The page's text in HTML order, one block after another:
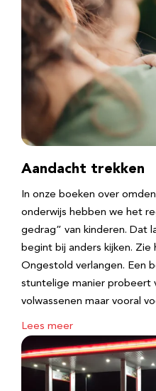
Aandacht trekken
In onze boeken over
onderwijs hebben we het
gedrag” van kinderen. Dat
begint bij anders kijken. Zie
Ongestold verlangen. Een
stuntelige manier probeert
volwassenen maar vooral
Lees meer